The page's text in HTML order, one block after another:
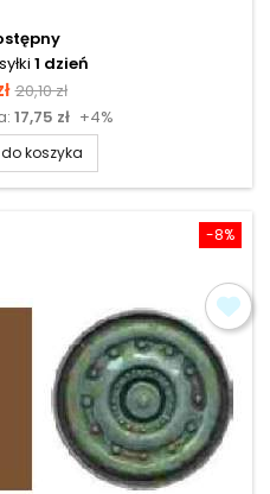
1 dzień
Cena
podstawowa
20,10 zł
17,75 zł +4%
koszyka
-8%